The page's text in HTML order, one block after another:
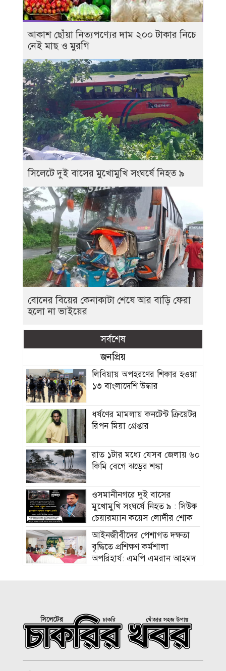
আকাশ ছোঁয়া নিত্যপণ্যের দাম ২০০ টাকার নিচে
নেই মাছ ও মুরগি
সিলেটে দুই বাসের মুখোমুখি সংঘর্ষে নিহত ৯
বোনের বিয়ের কেনাকাটা শেষে আর বাড়ি ফেরা
হলো না ভাইয়ের
সর্বশেষ
জনপ্রিয়
লিবিয়ায় অপহরণের শিকার হওয়া
১৩ বাংলাদেশি উদ্ধার
ধর্ষণের মামলায় কনটেন্ট ক্রিয়েটর
রিপন মিয়া গ্রেপ্তার
রাত ১টার মধ্যে যেসব জেলায় ৬০
কিমি বেগে ঝড়ের শঙ্কা
ওসমানীনগরে দুই বাসের
মুখোমুখি সংঘর্ষে নিহত ৯ : সিউক
চেয়ারম্যান কয়েস লোদীর শোক
‎আইনজীবীদের পেশাগত দক্ষতা
বৃদ্ধিতে প্রশিক্ষণ কর্মশালা
অপরিহার্য: এমপি এমরান আহমদ
হামের উপসর্গে আরও ৩ শিশুর
মৃত্যু